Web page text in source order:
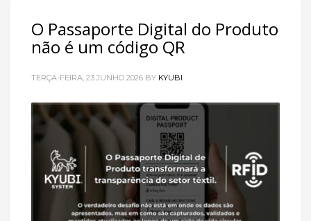
O Passaporte Digital do Produto
não é um código QR
TERÇA-FEIRA, 23 JUNHO 2026 BY KYUBI